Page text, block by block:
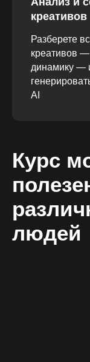
креативов
Разберете
креативов —
динамику —
AI
Курс
людей